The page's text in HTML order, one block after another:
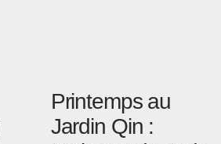
Printemps au
Jardin Qin :